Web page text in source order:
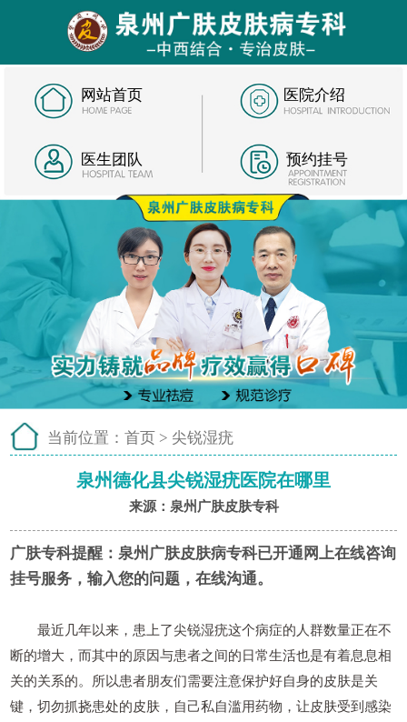
网站首页 医院介绍
医生团队 预约挂号
当前位置： 首页 > 尖锐湿疣
泉州德化县尖锐湿疣医院在哪里
来源：泉州广肤皮肤专科
广肤专科提醒： 泉州广肤皮肤病专科已开通网上在线咨询
挂号服务，输入您的问题，在线沟通。
最近几年以来，患上了尖锐湿疣这个病症的人群数量正在不
断的增大，而其中的原因与患者之间的日常生活也是有着息息相
关的关系的。所以患者朋友们需要注意保护好自身的皮肤是关
键，切勿抓挠患处的皮肤，自己私自滥用药物，让皮肤受到感染